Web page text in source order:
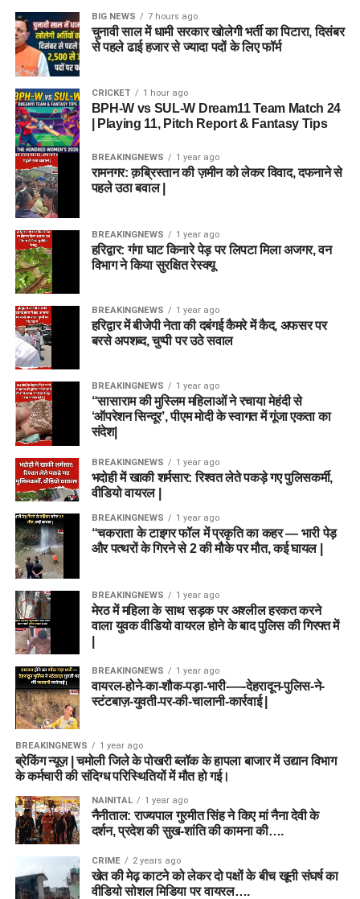
BIG NEWS 7 hours ago
चुनावी साल में धामी सरकार खोलेगी भर्ती का पिटारा, दिसंबर
से पहले ढाई हजार से ज्यादा पदों के लिए फॉर्म
CRICKET 1 hour ago
BPH-W vs SUL-W Dream11 Team Match 24
| Playing 11, Pitch Report & Fantasy Tips
BREAKINGNEWS 1 year ago
रामनगर: क़ब्रिस्तान की ज़मीन को लेकर विवाद, दफनाने से
पहले उठा बवाल |
BREAKINGNEWS 1 year ago
हरिद्वार: गंगा घाट किनारे पेड़ पर लिपटा मिला अजगर, वन
विभाग ने किया सुरक्षित रेस्क्यू
BREAKINGNEWS 1 year ago
हरिद्वार में बीजेपी नेता की दबंगई कैमरे में कैद, अफसर पर
बरसे अपशब्द, चुप्पी पर उठे सवाल
BREAKINGNEWS 1 year ago
“सासाराम की मुस्लिम महिलाओं ने रचाया मेहंदी से
‘ऑपरेशन सिन्दूर’, पीएम मोदी के स्वागत में गूंजा एकता का
संदेश|
BREAKINGNEWS 1 year ago
भदोही में खाकी शर्मसार: रिश्वत लेते पकड़े गए पुलिसकर्मी,
वीडियो वायरल |
BREAKINGNEWS 1 year ago
“चकराता के टाइगर फॉल में प्रकृति का कहर — भारी पेड़
और पत्थरों के गिरने से 2 की मौके पर मौत, कई घायल |
BREAKINGNEWS 1 year ago
मेरठ में महिला के साथ सड़क पर अश्लील हरकत करने
वाला युवक वीडियो वायरल होने के बाद पुलिस की गिरफ्त में
BREAKINGNEWS 1 year ago
वायरल-होने-का-शौक-पड़ा-भारी-—-देहरादून-पुलिस-ने-
स्टंटबाज़-युवती-पर-की-चालानी-कार्रवाई |
BREAKINGNEWS 1 year ago
ब्रेकिंग न्यूज़ | चमोली जिले के पोखरी ब्लॉक के हापला बाजार में उद्यान विभाग
के कर्मचारी की संदिग्ध परिस्थितियों में मौत हो गई।
NAINITAL 1 year ago
नैनीताल: राज्यपाल गुरमीत सिंह ने किए मां नैना देवी के
दर्शन, प्रदेश की सुख-शांति की कामना की….
CRIME 2 years ago
खेत की मेढ़ काटने को लेकर दो पक्षों के बीच खूनी संघर्ष का
वीडियो सोशल मिडिया पर वायरल….